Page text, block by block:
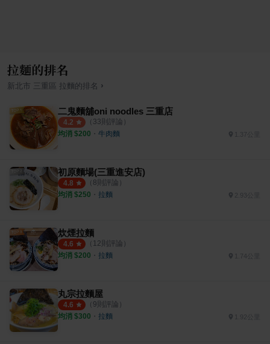
拉麵的排名
新北市 三重區 拉麵的排名 ›
二鬼麵舖oni noodles 三重店
4.2 （ 33則評論）
均消 $200 ・ 牛肉麵
初原麵場(三重進安店)
4.8 （ 8則評論）
均消 $250 ・ 拉麵
炊煙拉麵
4.6 （ 12則評論）
均消 $200 ・ 拉麵 1.74公里
丸宗拉麵屋
4.6 （ 9則評論）
均消 $300 ・ 拉麵